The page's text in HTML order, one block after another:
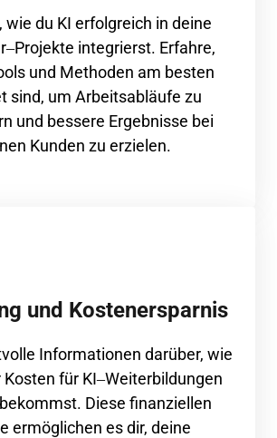
wie du KI erfolgreich in
Projekte integrierst.
und Methoden am
sind, um Arbeitsabläufe
und bessere Ergebnisse
Kunden zu erzielen.
und Kostenersparnis
Informationen darüber,
Kosten für KI‒
bekommst. Diese
ermöglichen es dir,